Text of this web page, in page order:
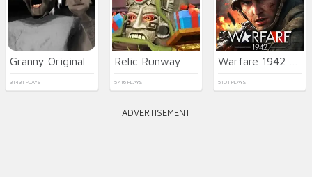
Granny Original
31431 PLAYS
Relic Runway
5716 PLAYS 5101 PLAYS
ADVERTISEMENT